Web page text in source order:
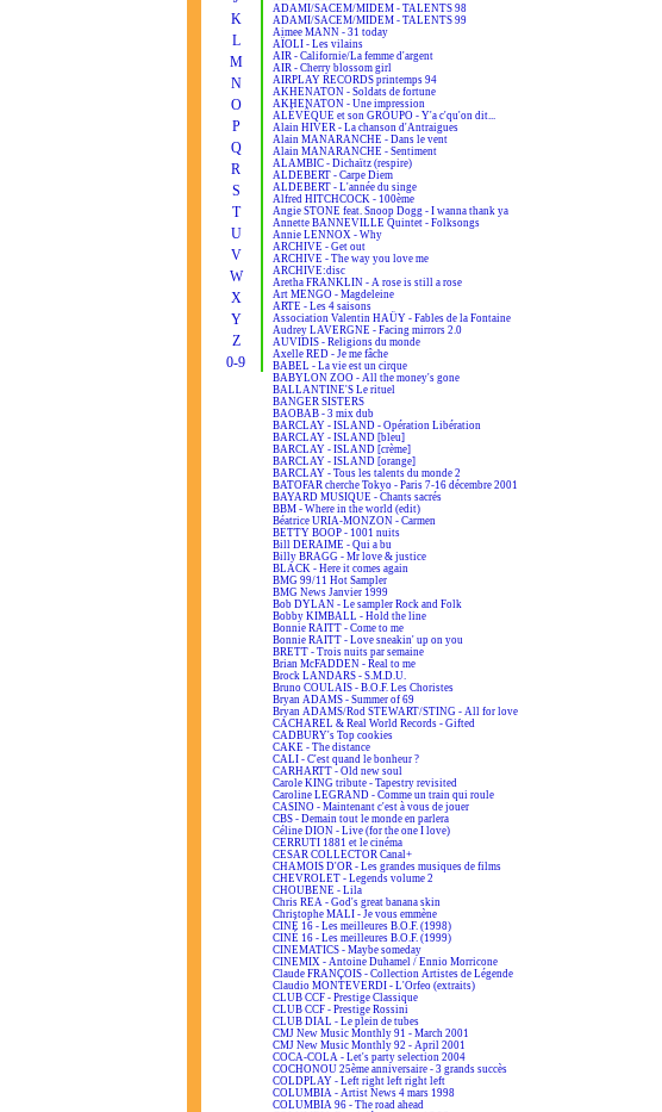
K
L
M
N
O
P
Q
R
S
T
U
V
W
X
Y
Z
0-9
ADAMI/SACEM/MIDEM - TALENTS 98
ADAMI/SACEM/MIDEM - TALENTS 99
Aimee MANN - 31 today
AÏOLI - Les vilains
AIR - Californie/La femme d'argent
AIR - Cherry blossom girl
AIRPLAY RECORDS printemps 94
AKHENATON - Soldats de fortune
AKHENATON - Une impression
ALÉVÊQUE et son GROUPO - Y'a c'qu'on dit...
Alain HIVER - La chanson d'Antraigues
Alain MANARANCHE - Dans le vent
Alain MANARANCHE - Sentiment
ALAMBIC - Dichaïtz (respire)
ALDEBERT - Carpe Diem
ALDEBERT - L'année du singe
Alfred HITCHCOCK - 100ème
Angie STONE feat. Snoop Dogg - I wanna thank ya
Annette BANNEVILLE Quintet - Folksongs
Annie LENNOX - Why
ARCHIVE - Get out
ARCHIVE - The way you love me
ARCHIVE:disc
Aretha FRANKLIN - A rose is still a rose
Art MENGO - Magdeleine
ARTE - Les 4 saisons
Association Valentin HAÜY - Fables de la Fontaine
Audrey LAVERGNE - Facing mirrors 2.0
AUVIDIS - Religions du monde
Axelle RED - Je me fâche
BABEL - La vie est un cirque
BABYLON ZOO - All the money's gone
BALLANTINE'S Le rituel
BANGER SISTERS
BAOBAB - 3 mix dub
BARCLAY - ISLAND - Opération Libération
BARCLAY - ISLAND [bleu]
BARCLAY - ISLAND [crème]
BARCLAY - ISLAND [orange]
BARCLAY - Tous les talents du monde 2
BATOFAR cherche Tokyo - Paris 7-16 décembre 2001
BAYARD MUSIQUE - Chants sacrés
BBM - Where in the world (edit)
Béatrice URIA-MONZON - Carmen
BETTY BOOP - 1001 nuits
Bill DERAIME - Qui a bu
Billy BRAGG - Mr love & justice
BLACK - Here it comes again
BMG 99/11 Hot Sampler
BMG News Janvier 1999
Bob DYLAN - Le sampler Rock and Folk
Bobby KIMBALL - Hold the line
Bonnie RAITT - Come to me
Bonnie RAITT - Love sneakin' up on you
BRETT - Trois nuits par semaine
Brian McFADDEN - Real to me
Brock LANDARS - S.M.D.U.
Bruno COULAIS - B.O.F. Les Choristes
Bryan ADAMS - Summer of 69
Bryan ADAMS/Rod STEWART/STING - All for love
CACHAREL & Real World Records - Gifted
CADBURY's Top cookies
CAKE - The distance
CALI - C'est quand le bonheur ?
CARHARTT - Old new soul
Carole KING tribute - Tapestry revisited
Caroline LEGRAND - Comme un train qui roule
CASINO - Maintenant c'est à vous de jouer
CBS - Demain tout le monde en parlera
Céline DION - Live (for the one I love)
CERRUTI 1881 et le cinéma
CESAR COLLECTOR Canal+
CHAMOIS D'OR - Les grandes musiques de films
CHEVROLET - Legends volume 2
CHOUBENE - Lila
Chris REA - God's great banana skin
Christophe MALI - Je vous emmène
CINÉ 16 - Les meilleures B.O.F. (1998)
CINÉ 16 - Les meilleures B.O.F. (1999)
CINEMATICS - Maybe someday
CINEMIX - Antoine Duhamel / Ennio Morricone
Claude FRANÇOIS - Collection Artistes de Légende
Claudio MONTEVERDI - L'Orfeo (extraits)
CLUB CCF - Prestige Classique
CLUB CCF - Prestige Rossini
CLUB DIAL - Le plein de tubes
CMJ New Music Monthly 91 - March 2001
CMJ New Music Monthly 92 - April 2001
COCA-COLA - Let's party selection 2004
COCHONOU 25ème anniversaire - 3 grands succès
COLDPLAY - Left right left right left
COLUMBIA - Artist News 4 mars 1998
COLUMBIA 96 - The road ahead